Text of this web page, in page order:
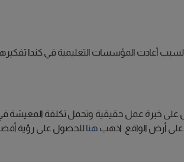
السبب أعادت المؤسسات التعليمية في كندا
فهي فرصة رائعة للحصول على خبرة عمل حقيقية وتحمل تكلفة
على أرض الواقع. اذهب هنا للحصول على رؤية